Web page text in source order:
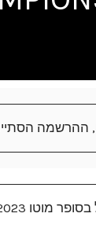
ההרשמה
2023 - מסלול פצאל